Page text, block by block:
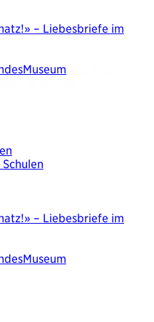
Eine Bilderchronik
Ursula Wolf
Eine Bilderchronik
Ursula Wolf